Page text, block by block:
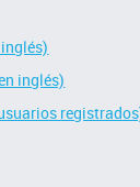
inglés)